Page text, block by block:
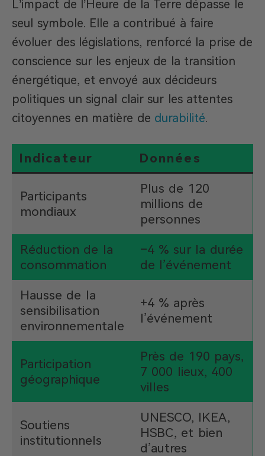
L’impact de l’Heure de la Terre dépasse le
seul symbole. Elle a contribué à faire
évoluer des législations, renforcé la prise de
conscience sur les enjeux de la transition
énergétique, et envoyé aux décideurs
politiques un signal clair sur les attentes
citoyennes en matière de durabilité.
Indicateur Données
Participants
mondiaux
Plus de 120
millions de
personnes
Réduction de la
consommation
–4 % sur la durée
de l’événement
Hausse de la
sensibilisation
environnementale
+4 % après
l’événement
Participation
géographique
Près de 190 pays,
7 000 lieux, 400
villes
Soutiens
institutionnels
UNESCO, IKEA,
HSBC, et bien
d’autres